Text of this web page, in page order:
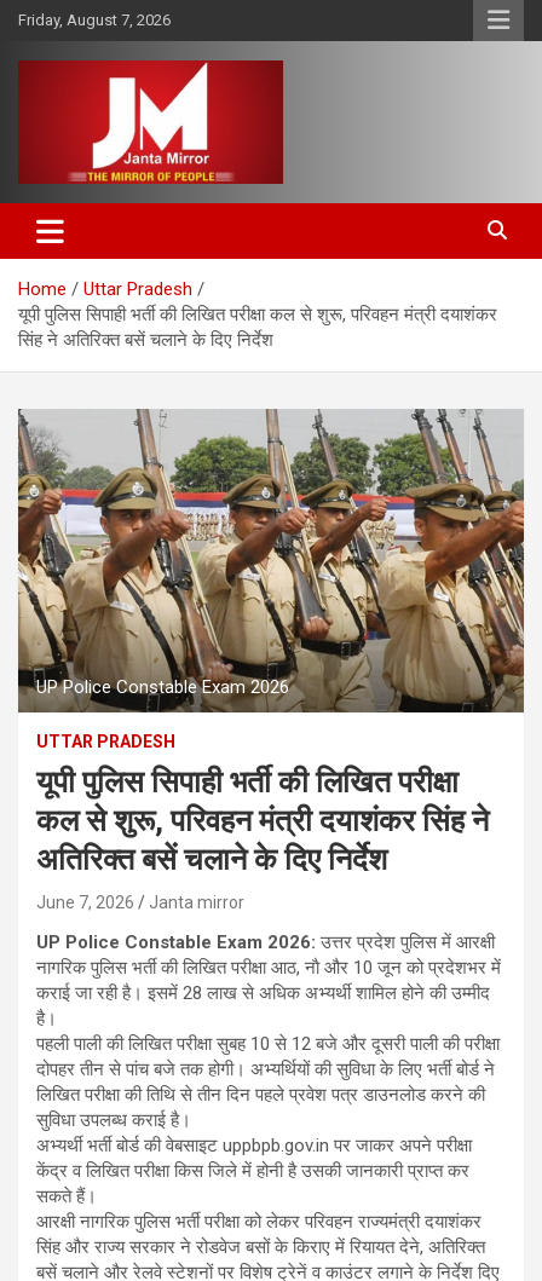
Skip
content
Friday, August 7, 2026
Janta Mirror
Home
Uttar Pradesh
यूपी पुलिस सिपाही भर्ती की लिखित परीक्षा कल से शुरू, परिवहन मंत्री दयाशंकर
सिंह ने अतिरिक्त बसें चलाने के दिए निर्देश
UP Police Constable Exam 2026
UTTAR PRADESH
यूपी पुलिस सिपाही भर्ती की लिखित परीक्षा
कल से शुरू, परिवहन मंत्री दयाशंकर सिंह ने
अतिरिक्त बसें चलाने के दिए निर्देश
June 7, 2026 Janta mirror
UP Police Constable Exam 2026: उत्तर प्रदेश पुलिस में आरक्षी
नागरिक पुलिस भर्ती की लिखित परीक्षा आठ, नाै और 10 जून को प्रदेशभर में
कराई जा रही है। इसमें 28 लाख से अधिक अभ्यर्थी शामिल होने की उम्मीद
है।
पहली पाली की लिखित परीक्षा सुबह 10 से 12 बजे और दूसरी पाली की परीक्षा
दोपहर तीन से पांच बजे तक होगी। अभ्यर्थियों की सुविधा के लिए भर्ती बोर्ड ने
लिखित परीक्षा की तिथि से तीन दिन पहले प्रवेश पत्र डाउनलोड करने की
सुविधा उपलब्ध कराई है।
अभ्यर्थी भर्ती बोर्ड की वेबसाइट uppbpb.gov.in पर जाकर अपने परीक्षा
केंद्र व लिखित परीक्षा किस जिले में होनी है उसकी जानकारी प्राप्त कर
सकते हैं।
आरक्षी नागरिक पुलिस भर्ती परीक्षा को लेकर परिवहन राज्यमंत्री दयाशंकर
सिंह और राज्य सरकार ने रोडवेज बसों के किराए में रियायत देने, अतिरिक्त
बसें चलाने और रेलवे स्टेशनों पर विशेष ट्रेनें व काउंटर लगाने के निर्देश दिए